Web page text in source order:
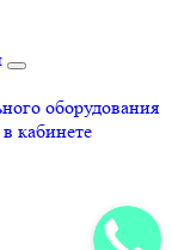
оборудования
кабинете